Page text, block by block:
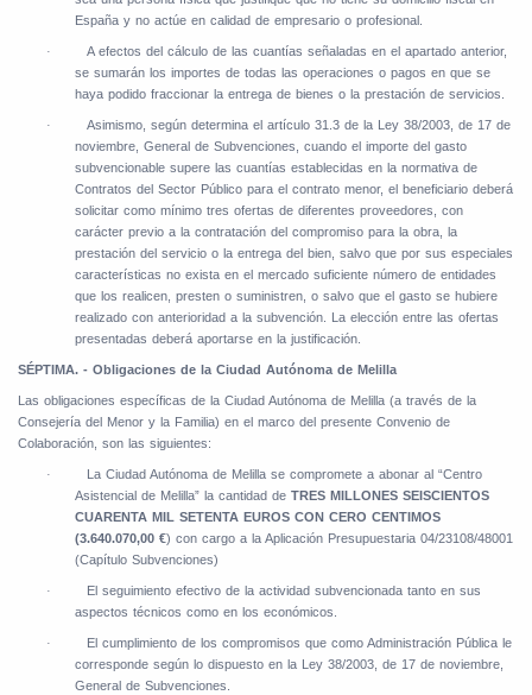
España y no actúe en calidad de empresario o profesional.
·
A efectos del cálculo de las cuantías señaladas en el apartado anterior,
se sumarán los importes de todas las operaciones o pagos en que se
haya podido fraccionar la entrega de bienes o la prestación de servicios.
·
Asimismo, según determina el artículo 31.3 de la Ley 38/2003, de 17 de
noviembre, General de Subvenciones, cuando el importe del gasto
subvencionable supere las cuantías establecidas en la normativa de
Contratos del Sector Público para el contrato menor, el beneficiario deberá
solicitar como mínimo tres ofertas de diferentes proveedores, con
carácter previo a la contratación del compromiso para la obra, la
prestación del servicio o la entrega del bien, salvo que por sus especiales
características no exista en el mercado suficiente número de entidades
que los realicen, presten o suministren, o salvo que el gasto se hubiere
realizado con anterioridad a la subvención. La elección entre las ofertas
presentadas deberá aportarse en la justificación.
SÉPTIMA. - Obligaciones de la Ciudad Autónoma de Melilla
Las obligaciones específicas de la Ciudad Autónoma de Melilla (a través de la
Consejería del Menor y la Familia) en el marco del presente Convenio de
Colaboración, son las siguientes:
· La Ciudad Autónoma de Melilla se compromete a abonar al “Centro
Asistencial de Melilla” la cantidad de TRES MILLONES SEISCIENTOS
CUARENTA MIL SETENTA EUROS CON CERO CENTIMOS
(3.640.070,00 €) con cargo a la Aplicación Presupuestaria 04/23108/48001
(Capítulo Subvenciones)
·
El seguimiento efectivo de la actividad subvencionada tanto en sus
aspectos técnicos como en los económicos.
·
El cumplimiento de los compromisos que como Administración Pública le
corresponde según lo dispuesto en la Ley 38/2003, de 17 de noviembre,
General de Subvenciones.